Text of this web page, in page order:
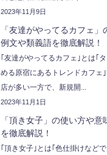
2023年11月9日
「友達がやってるカフェ」
例文や類義語を徹底解説！
｢友達がやってるカフェ｣とは｢
める原宿にあるトレンドカフェ
店が多い一方で、新規開...
2023年11月1日
「頂き女子」の使い方や
を徹底解説！
｢頂き女子｣とは｢色仕掛けなど